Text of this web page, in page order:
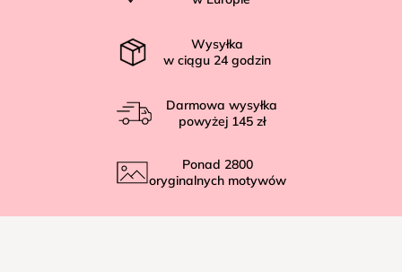
Wysyłka
w ciągu 24 godzin
Darmowa wysyłka
powyżej 145 zł
Ponad 2800
oryginalnych motywów